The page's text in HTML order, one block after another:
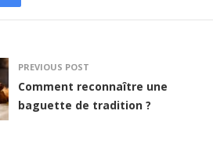
PREVIOUS POST
Comment reconnaître une
baguette de tradition ?